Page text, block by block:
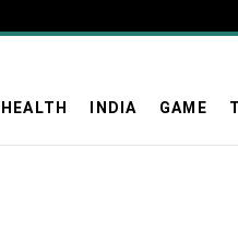
HEALTH INDIA GAME